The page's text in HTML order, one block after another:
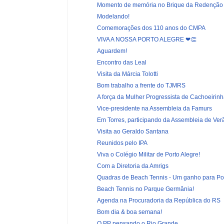
Momento de memória no Brique da Redenção
Modelando!
Comemorações dos 110 anos do CMPA
VIVA A NOSSA PORTO ALEGRE ❤👏
Aguardem!
Encontro das Leal
Visita da Márcia Tolotti
Bom trabalho a frente do TJMRS
A força da Mulher Progressista de
Vice-presidente na Assembleia da Famurs
Em Torres, participando da Assembleia de
Visita ao Geraldo Santana
Reunidos pelo IPA
Viva o Colégio Militar de Porto Alegre!
Com a Diretoria da Amrigs
Quadras de Beach Tennis - Um ganho para
Beach Tennis no Parque Germânia!
Agenda na Procuradoria da República do RS
Bom dia & boa semana!